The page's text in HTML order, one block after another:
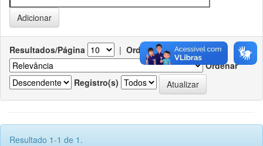
Resultados/Página | Ordenar registros por
Ordenar
Registro(s)
Resultado 1-1 de 1.